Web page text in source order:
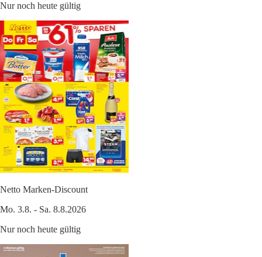
Nur noch heute gültig
Netto Marken-Discount
Mo. 3.8. - Sa. 8.8.2026
Nur noch heute gültig